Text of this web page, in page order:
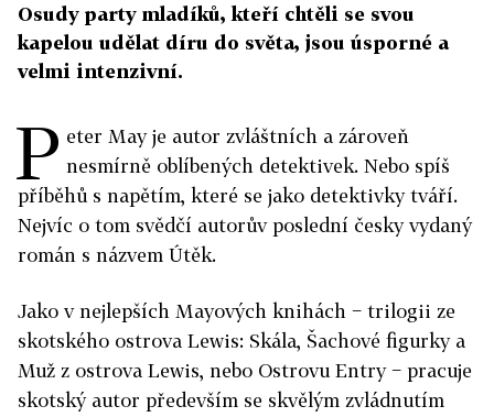
Osudy party mladíků, kteří chtěli se svou
kapelou udělat díru do světa, jsou úsporné a
velmi intenzivní.
P eter May je autor zvláštních a zároveň
nesmírně oblíbených detektivek. Nebo spíš
příběhů s napětím, které se jako detektivky tváří.
Nejvíc o tom svědčí autorův poslední česky vydaný
román s názvem Útěk.
Jako v nejlepších Mayových knihách − trilogii ze
skotského ostrova Lewis: Skála, Šachové figurky a
Muž z ostrova Lewis, nebo Ostrovu Entry − pracuje
skotský autor především se skvělým zvládnutím